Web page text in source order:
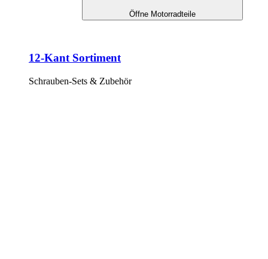
Öffne Motorradteile
12-Kant Sortiment
Schrauben-Sets & Zubehör